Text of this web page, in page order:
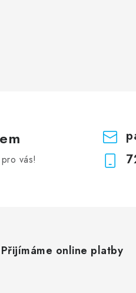
vás!
Přijímáme online platby